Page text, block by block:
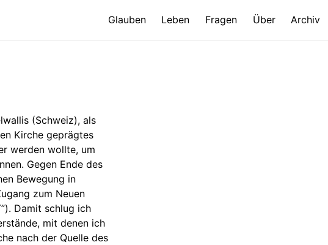
Glauben Leben Fragen Über Archiv
(Schweiz), als
Kirche geprägtes
werden wollte, um
Gegen Ende des
Bewegung in
zum Neuen
Damit schlug ich
mit denen ich
nach der Quelle des